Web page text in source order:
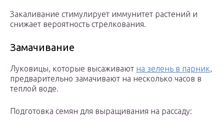
Закаливание стимулирует иммунитет растений и
снижает вероятность стрелкования.
Замачивание
Луковицы, которые высаживают на зелень в парник,
предварительно замачивают на несколько часов в
теплой воде.
Подготовка семян для выращивания на рассаду: